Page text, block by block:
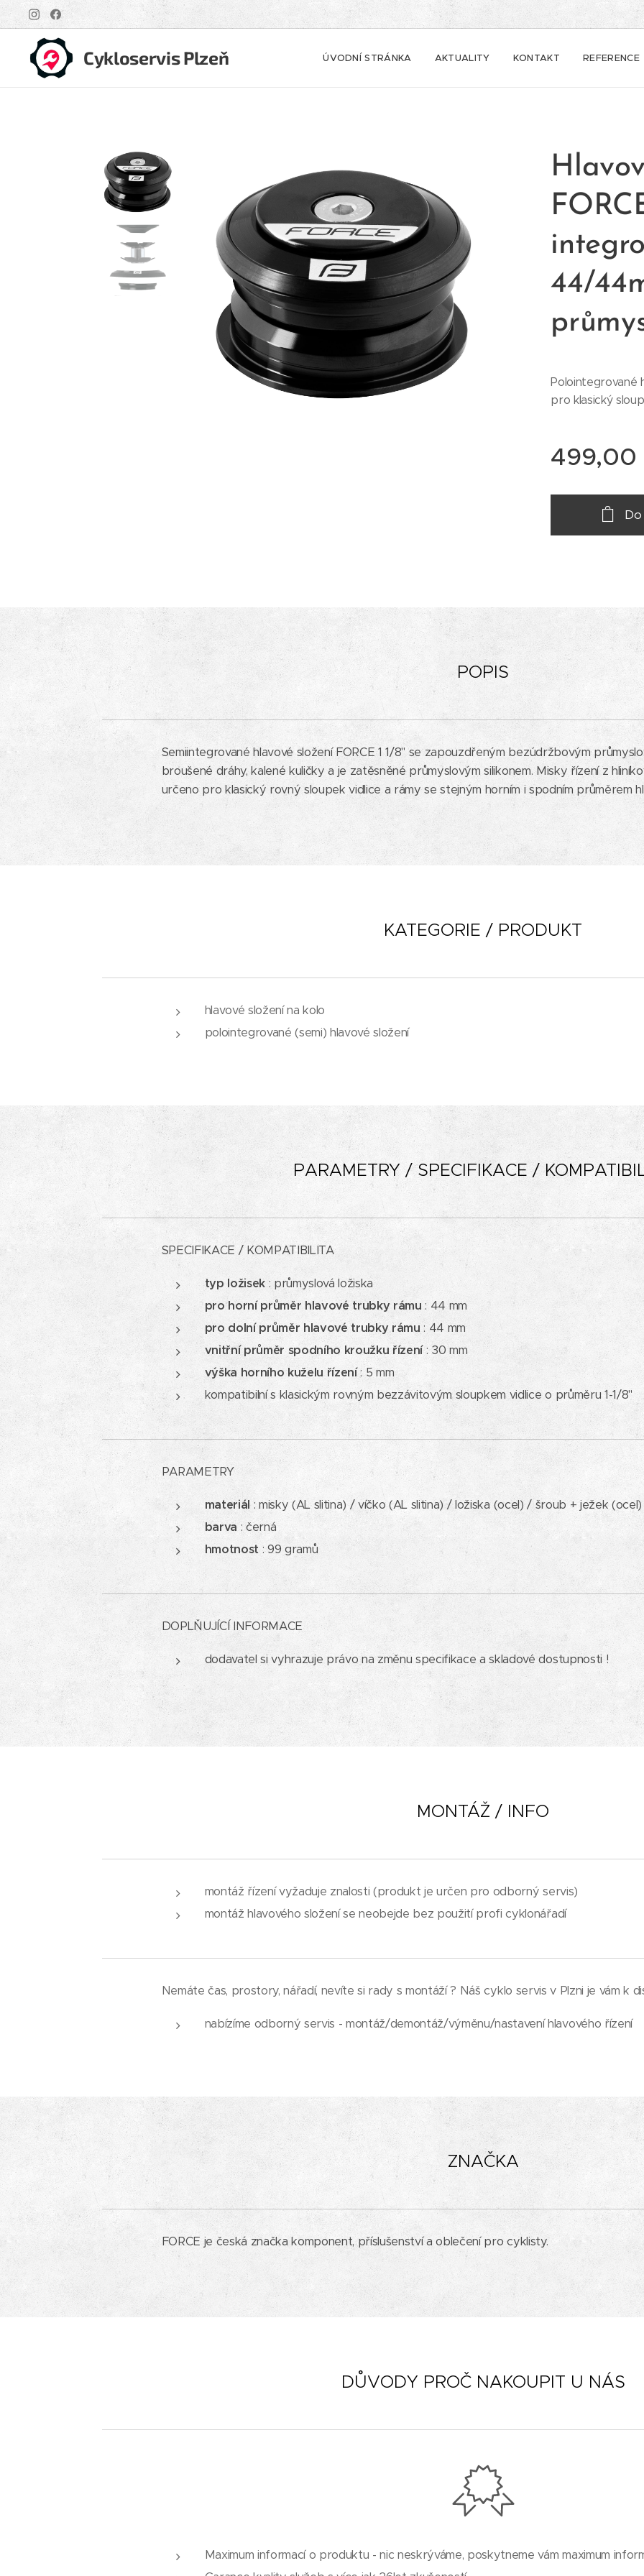
Cykloservis Plzeň ÚVODNÍ STRÁNKA AKTUALITY KONTAKT REFERENCE
44/
Polointegrované
pro klasický
499,00
POPIS
Semiintegrované hlavové složení FORCE 1 1/8" se zapouzdřeným bezúdržbovým
broušené dráhy, kalené kuličky a je zatěsněné průmyslovým silikonem. Misky řízení z
určeno pro klasický rovný sloupek vidlice a rámy se stejným horním i spodním průměrem
KATEGORIE / PRODUKT
hlavové složení na kolo
polointegrované (semi) hlavové složení
PARAMETRY / SPECIFIKACE /
SPECIFIKACE / KOMPATIBILITA
typ ložisek: průmyslová ložiska
pro horní průměr hlavové trubky rámu: 44 mm
pro dolní průměr hlavové trubky rámu : 44 mm
vnitřní průměr spodního kroužku řízení: 30 mm
výška horního kuželu řízení: 5 mm
kompatibilní s klasickým rovným bezzávitovým sloupkem vidlice o průměru 1-1/8"
PARAMETRY
materiál : misky (AL slitina) / víčko (AL slitina) / ložiska (ocel) / šroub + ježek
barva : černá
hmotnost : 99 gramů
DOPLŇUJÍCÍ INFORMACE
dodavatel si vyhrazuje právo na změnu specifikace a skladové dostupnosti !
MONTÁŽ / INFO
montáž řízení vyžaduje znalosti (produkt je určen pro odborný servis)
montáž hlavového složení se neobejde bez použití profi cyklonářadí
Nemáte čas, prostory, nářadí, nevíte si rady s montáží ? Náš cyklo servis v Plzni je vám k
nabízíme odborný servis - montáž/demontáž/výměnu/nastavení hlavového řízení
ZNAČKA
FORCE je česká značka komponent, příslušenství a oblečení pro cyklisty.
DŮVODY PROČ NAKOUPIT U NÁS
Maximum informací o produktu - nic neskrýváme, poskytneme vám maximum